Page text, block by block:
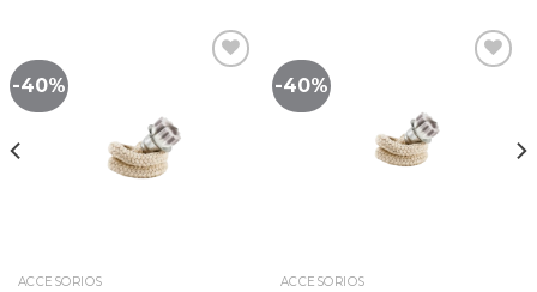
-40%
seguimiento
ACCESORIOS
-40%
seguimiento
ACCESORIOS